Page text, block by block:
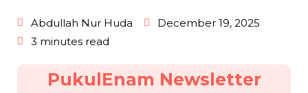
Abdullah Nur Huda
December 19, 2025
3 minutes read
PukulEnam Newsletter